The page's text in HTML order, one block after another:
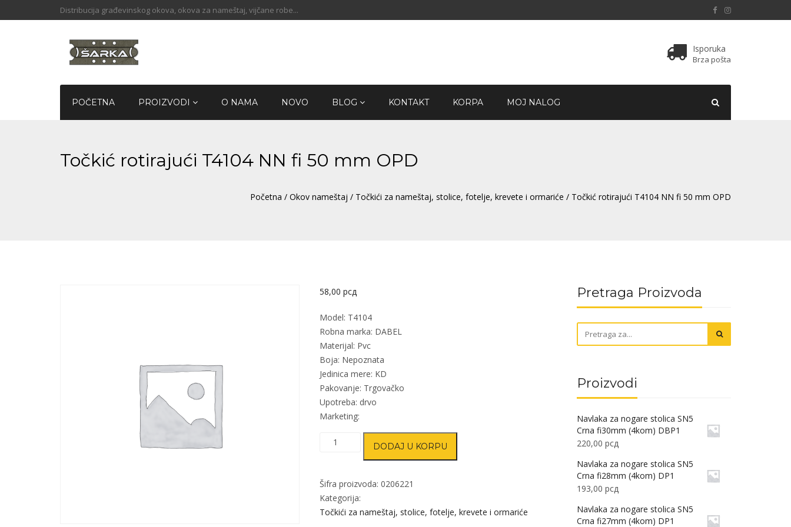
Distribucija građevinskog okova, okova za nameštaj, vijčane robe...
Isporuka
Brza pošta
POČETNA PROIZVODI O NAMA NOVO BLOG KONTAKT KORPA MOJ NALOG
Točkić rotirajući T4104 NN fi 50 mm OPD
Početna / Okov nameštaj / Točkići za nameštaj, stolice, fotelje, krevete i ormariće / Točkić rotirajući T4104 NN fi 50 mm OPD
58,00 рсд
Model: T4104
Robna marka: DABEL
Materijal: Pvc
Boja: Nepoznata
Jedinica mere: KD
Pakovanje: Trgovačko
Upotreba: drvo
Marketing:
Točkić
NN
fi
50
DODAJ U KORPU
Šifra proizvoda: 0206221
Kategorija:
Točkići za nameštaj, stolice, fotelje, krevete i ormariće
Pretraga Proizvoda
Proizvodi
Navlaka za nogare stolica SN5
Crna fi30mm (4kom) DBP1
220,00 рсд
Navlaka za nogare stolica SN5
Crna fi28mm (4kom) DP1
193,00 рсд
Navlaka za nogare stolica SN5
Crna fi27mm (4kom) DP1